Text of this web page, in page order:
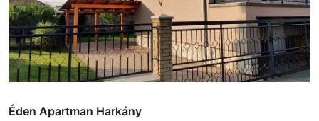
Éden Apartman Harkány